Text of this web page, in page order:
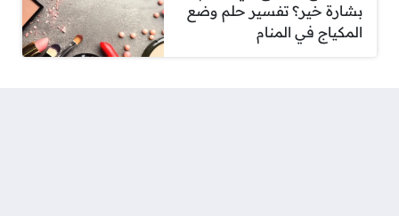
بشارة خير؟ تفسير حلم وضع
المكياج في المنام